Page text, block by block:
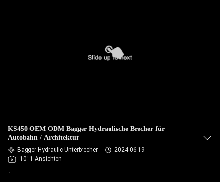
KS450 OEM ODM Bagger Hydraulische Brecher für
Autobahn / Architektur
Bagger-Hydraulic-Unterbrecher
2024-06-19
1011 Ansichten